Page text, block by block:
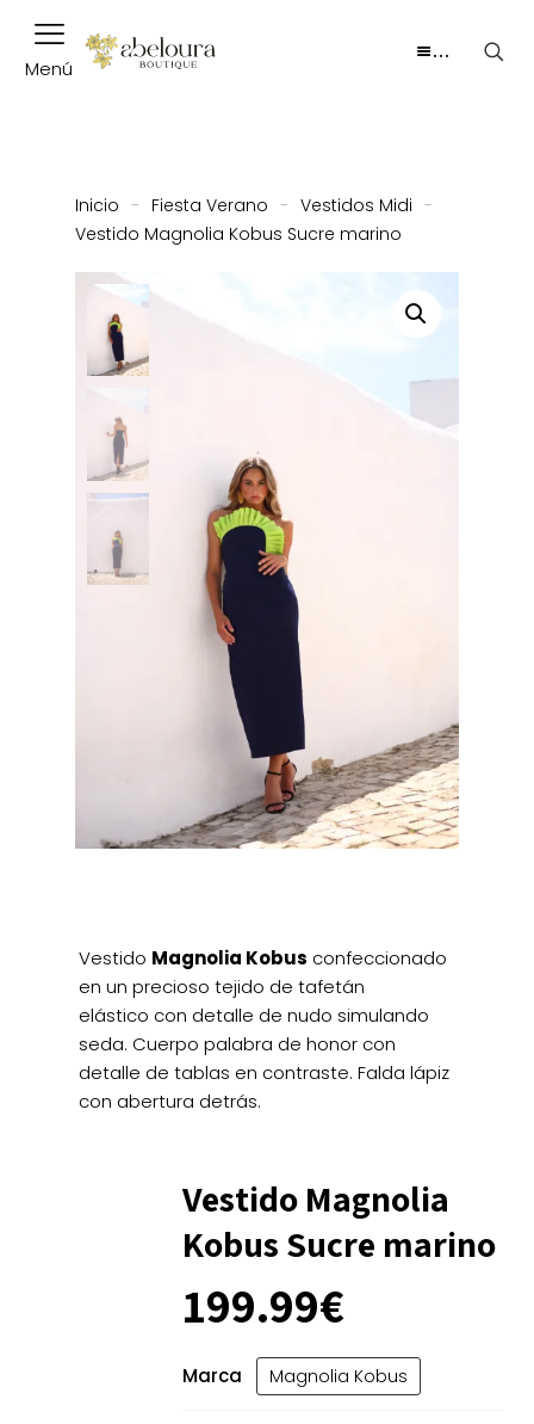
Menú
…
Inicio - Fiesta Verano - Vestidos Midi -
Vestido Magnolia Kobus Sucre marino
Vestido Magnolia Kobus confeccionado
en un precioso tejido de tafetán
elástico con detalle de nudo simulando
seda. Cuerpo palabra de honor con
detalle de tablas en contraste. Falda lápiz
con abertura detrás.
Vestido Magnolia
Kobus Sucre marino
199.99€
Marca Magnolia Kobus